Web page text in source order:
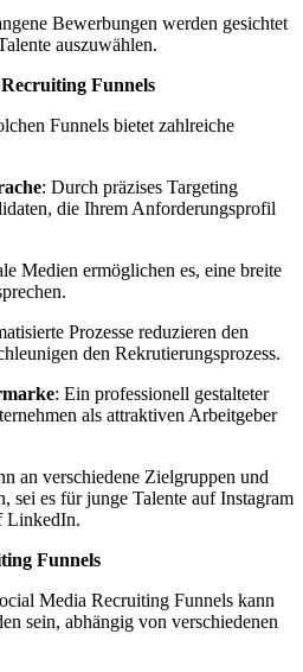
Bewerbungen werden gesichtet
auszuwählen.
Funnels
Funnels bietet zahlreiche
: Durch präzises Targeting
die Ihrem Anforderungsprofil
Medien ermöglichen es, eine breite
Prozesse reduzieren den
den Rekrutierungsprozess.
: Ein professionell gestalteter
als attraktiven Arbeitgeber
an verschiedene Zielgruppen und
sei es für junge Talente auf Instagram
LinkedIn.
Funnels
Media Recruiting Funnels kann
sein, abhängig von verschiedenen